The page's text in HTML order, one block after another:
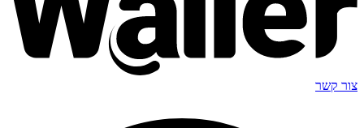
צור קשר